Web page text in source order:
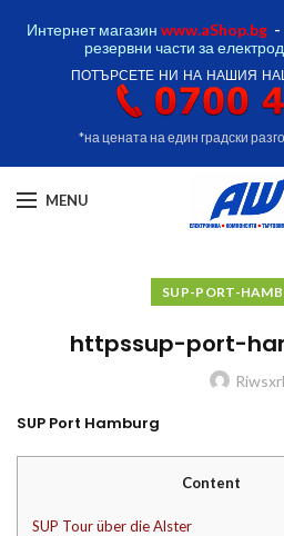
Интернет магазин www.aShop.bg -
резервни части за
ПОТЪРСЕТЕ НИ НА НАШИЯ
*на цената на един градски
MENU
SUP-PORT-
httpssup-port-
SUP Port Hamburg
Content
SUP Tour über die Alster